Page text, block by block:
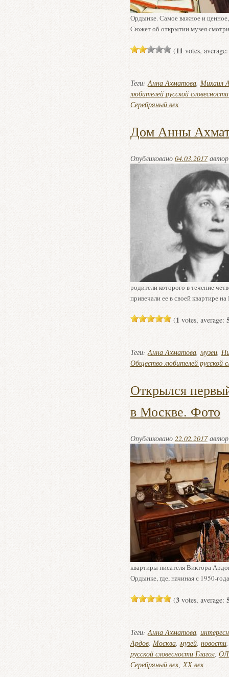
Ордынке. Самое важное и
Сюжет об открытии музея
(11 votes,
Теги:Анна Ахматова,Михаил
любителей русской
Серебряный век
Дом Анны
Опубликовано 04.03.2017
родители которого в течение
привечали ее в своей квартире
(1 votes, average:
Теги:Анна Ахматова,музеи,
Общество любителей русской
Открылся
в Москве. Фото
Опубликовано 22.02.2017
квартиры писателя Виктора
Ордынке, где, начиная с 1950-
(3votes, average:
Теги:Анна Ахматова,
Ардов, Москва,музей, новости
русской словесности Глагол,
Серебряный век,ХХ век